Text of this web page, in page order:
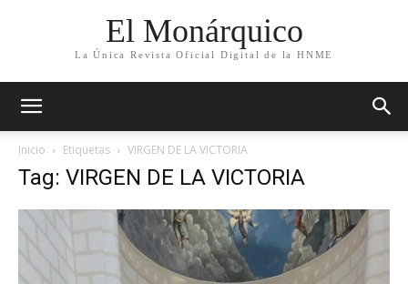
El Monárquico
La Única Revista Oficial Digital de la HNME
Inicio Etiquetas VIRGEN DE LA VICTORIA
Tag: VIRGEN DE LA VICTORIA